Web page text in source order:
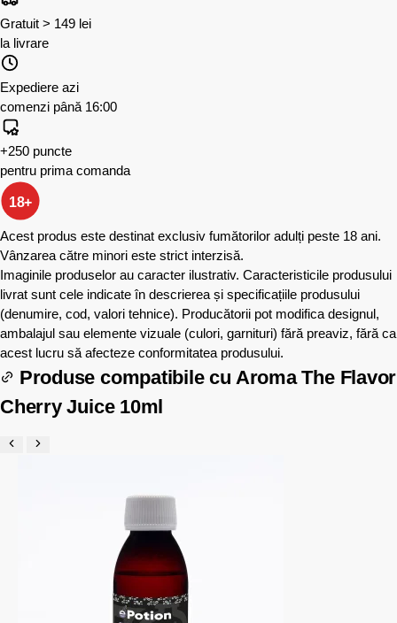
Gratuit > 149 lei
la livrare
Expediere azi
comenzi până 16:00
+250 puncte
pentru prima comanda
18+
Acest produs este destinat exclusiv fumătorilor adulți peste 18 ani.
Vânzarea către minori este strict interzisă.
Imaginile produselor au caracter ilustrativ. Caracteristicile produsului
livrat sunt cele indicate în descrierea și specificațiile produsului
(denumire, cod, valori tehnice). Producătorii pot modifica designul,
ambalajul sau elemente vizuale (culori, garnituri) fără preaviz, fără ca
acest lucru să afecteze conformitatea produsului.
Produse compatibile cu Aroma The Flavor
Cherry Juice 10ml